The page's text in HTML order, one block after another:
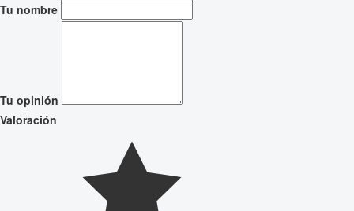
Tu nombre
Tu opinión
Valoración